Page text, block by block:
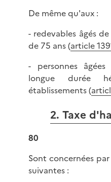
De même qu'aux :
- redevables âgés
de 75 ans (article
- personnes
longue durée
établissements (
2. Taxe
80
Sont concernées
suivantes :